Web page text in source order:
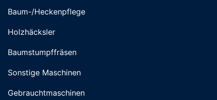
Baum-/Heckenpflege
Holzhäcksler
Baumstumpffräsen
Sonstige Maschinen
Gebrauchtmaschinen